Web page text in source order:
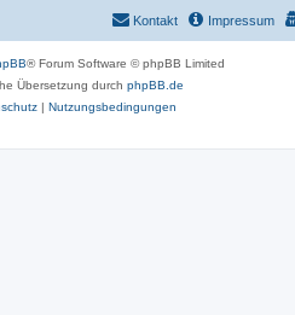
Impressum
Kontakt
® Forum Software © phpBB Limited
Übersetzung durch phpBB.de
| Nutzungsbedingungen